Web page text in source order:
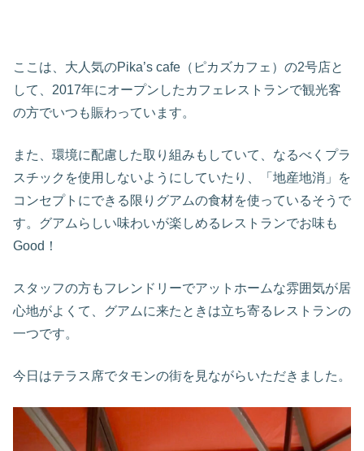
ここは、大人気のPika’s cafe（ピカズカフェ）の2号店と
して、2017年にオープンしたカフェレストランで観光客
の方でいつも賑わっています。
また、環境に配慮した取り組みもしていて、なるべくプラ
スチックを使用しないようにしていたり、「地産地消」を
コンセプトにできる限りグアムの食材を使っているそうで
す。グアムらしい味わいが楽しめるレストランでお味も
Good！
スタッフの方もフレンドリーでアットホームな雰囲気が居
心地がよくて、グアムに来たときは立ち寄るレストランの
一つです。
今日はテラス席でタモンの街を見ながらいただきました。